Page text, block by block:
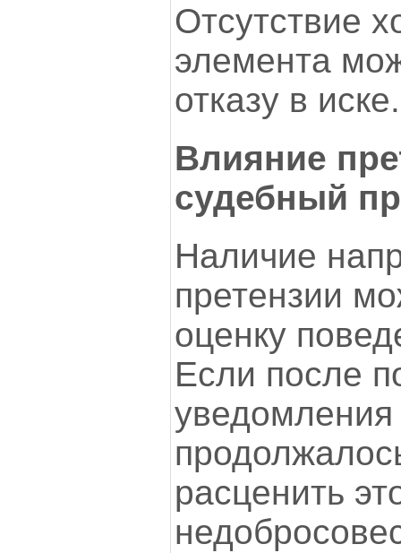
Отсутствие
элемента
отказу в иске.
Влияние
судебный
Наличие
претензии
оценку
Если после
расценить